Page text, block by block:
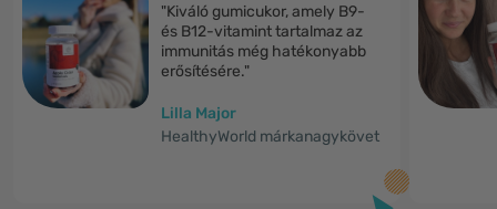
"Kiváló gumicukor, amely B9-
és B12-vitamint tartalmaz az
immunitás még hatékonyabb
erősítésére."
Lilla Major
HealthyWorld márkanagykövet